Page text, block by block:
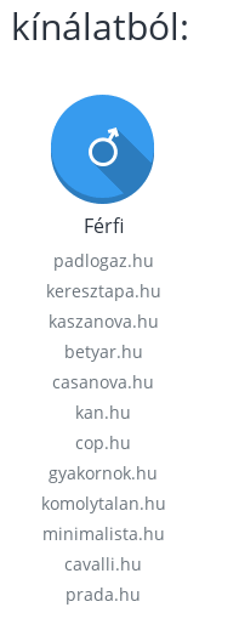
kínálatból:
Férfi
padlogaz.hu
keresztapa.hu
kaszanova.hu
betyar.hu
casanova.hu
kan.hu
cop.hu
gyakornok.hu
komolytalan.hu
minimalista.hu
cavalli.hu
prada.hu